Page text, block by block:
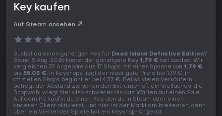
Key kaufen
Auf Steam ansehen
★★★★★
Suchst du einen günstigen Key für Dead Island Definitive Edition?
Stand 8 Aug. 2026 kostet der günstigste Key 1,79 € bei Loaded. Wir
vergleichen 37 Angebote aus 17 Shops mit einer Spanne von 1,79 €
bis 55,03 €. In Keyshops liegt der niedrigste Preis bei 1,79 €, in
offiziellen Shops beginnt er bei 4,33 €. Bei so vielen Verkäufern
beträgt der Abstand zwischen den Extremen oft ein Vielfaches, die
Shopwahl wiegt hier also schwerer als das Warten auf einen Sale.
Auf dem PC kaufst du einen Key, den du in Steam oder einem
anderen Client aktivierst, und hier ist der Markt am breitesten, denn
über ein Viertel der Spiele hat ein Keyshop-Angebot.